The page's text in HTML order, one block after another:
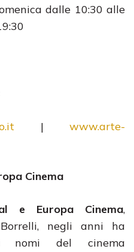
dalle 10:30 alle
| www.arte-
Cinema
e Europa Cinema,
negli anni ha
nomi del cinema